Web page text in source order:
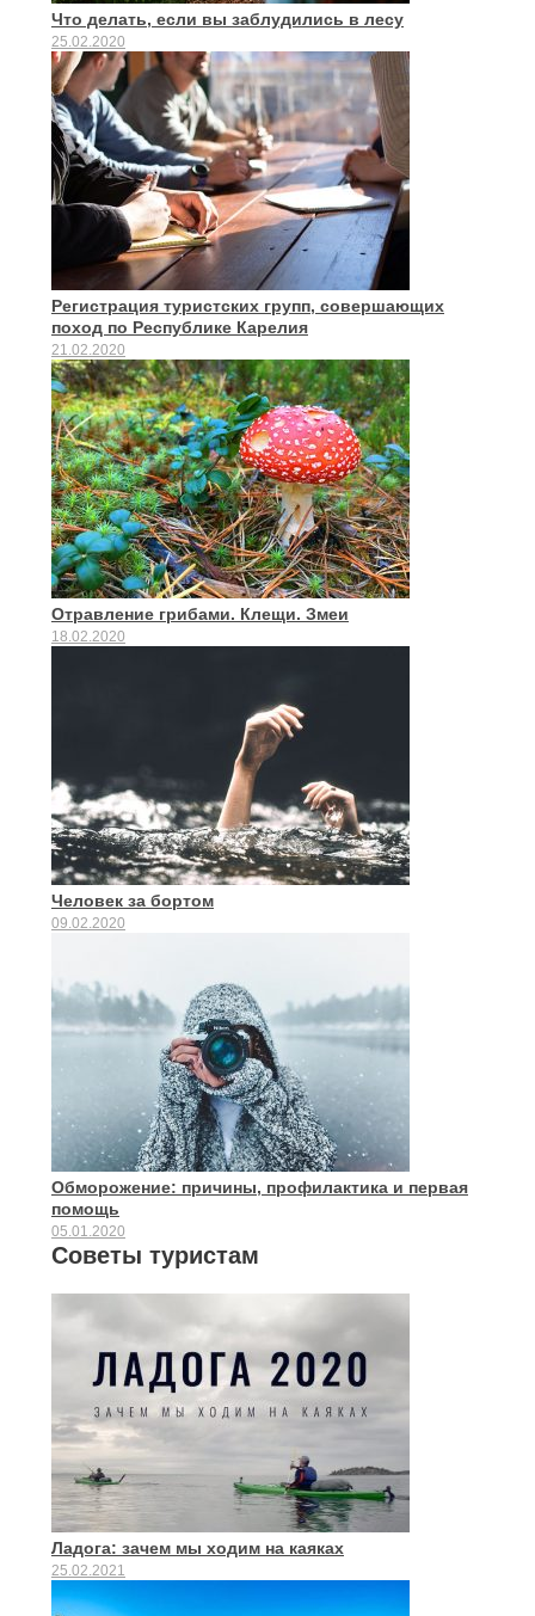
Что делать, если вы заблудились в лесу
25.02.2020
Регистрация туристских групп, совершающих
поход по Республике Карелия
21.02.2020
Отравление грибами. Клещи. Змеи
18.02.2020
Человек за бортом
09.02.2020
Обморожение: причины, профилактика и первая
помощь
05.01.2020
Советы туристам
Ладога: зачем мы ходим на каяках
25.02.2021